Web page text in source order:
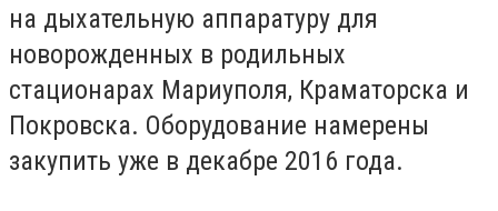
на дыхательную аппаратуру для
новорожденных в родильных
стационарах Мариуполя, Краматорска и
Покровска. Оборудование намерены
закупить уже в декабре 2016 года.